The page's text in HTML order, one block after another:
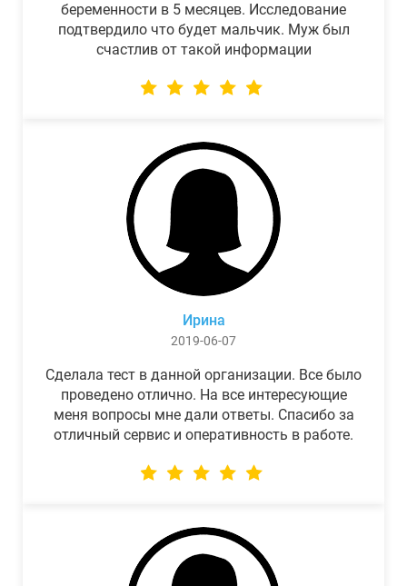
беременности в 5 месяцев. Исследование
подтвердило что будет мальчик. Муж был
счастлив от такой информации
Ирина
2019-06-07
Сделала тест в данной организации. Все было
проведено отлично. На все интересующие
меня вопросы мне дали ответы. Спасибо за
отличный сервис и оперативность в работе.